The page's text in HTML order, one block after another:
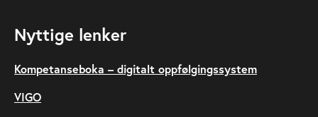
Nyttige lenker
Kompetanseboka – digitalt oppfølgingssystem
VIGO